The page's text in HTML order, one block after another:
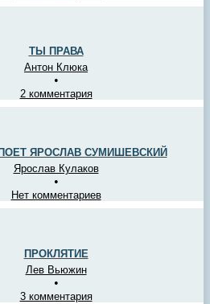
ТЫ ПРАВА
Антон Клюка
•
2 комментария
ЯРОСЛАВ СУМИШЕВСКИЙ
Ярослав Кулаков
•
Нет комментариев
ПРОКЛЯТИЕ
Лев Вьюжин
•
3 комментария